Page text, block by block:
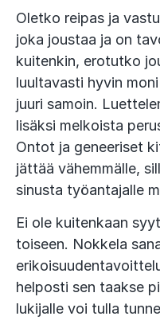
Oletko reipas ja
joka joustaa ja on
kuitenkin, erotutko
luultavasti hyvin
juuri samoin.
lisäksi melkoista
Ontot ja geneeriset
jättää vähemmälle,
sinusta työantajalle
Ei ole kuitenkaan
toiseen. Nokkela
helposti sen taakse
lukijalle voi tulla